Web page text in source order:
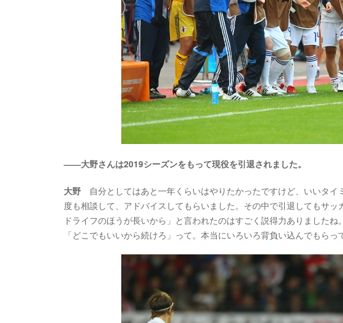
――大野さんは2019シーズンをもって現役を引退されました。
大野 自分としてはあと一年くらいはやりたかったですけど、いいタ
度も相談して、アドバイスしてもらいました。その中で引退してもサ
ドライフのほうが長いから」と言われたのはすごく説得力ありました
「どこでもいいから続けろ」って。本当にいろいろ背負い込んでもらっ